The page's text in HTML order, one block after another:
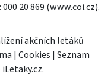
20 869 (www.coi.cz).
akčních letáků
| Cookies | Seznam